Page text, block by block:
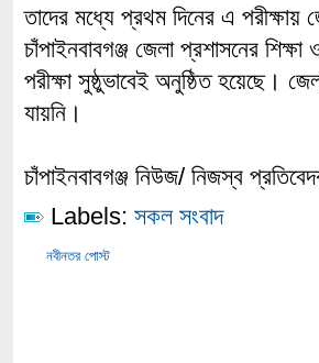
তাদের মধ্যে প্রথম দিনের এ
চাঁপাইনবাবগঞ্জ জেলা প্রশাসনের
পরীক্ষা সুষ্ঠুভাবেই অনুষ্ঠিত হয়েছে।
যায়নি।
চাঁপাইনবাবগঞ্জ নিউজ/ নিজস্ব
Labels: সকল সংবাদ
নবীনতর পোস্ট